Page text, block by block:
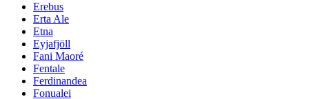
Erebus
Erta Ale
Etna
Eyjafjöll
Fani Maoré
Fentale
Ferdinandea
Fonualei